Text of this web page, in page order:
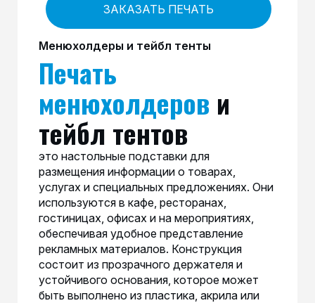
ЗАКАЗАТЬ ПЕЧАТЬ
Менюхолдеры и тейбл тенты
Печать
менюхолдеров и
тейбл тентов
это настольные подставки для
размещения информации о товарах,
услугах и специальных предложениях. Они
используются в кафе, ресторанах,
гостиницах, офисах и на мероприятиях,
обеспечивая удобное представление
рекламных материалов. Конструкция
состоит из прозрачного держателя и
устойчивого основания, которое может
быть выполнено из пластика, акрила или